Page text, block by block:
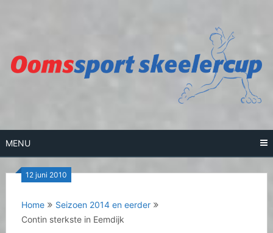
MENU
12 juni 2010
Home
Seizoen 2014 en eerder
Contin sterkste in Eemdijk